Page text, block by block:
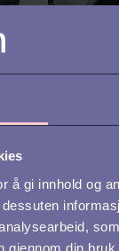
å gi innhold og
gjennom din
3